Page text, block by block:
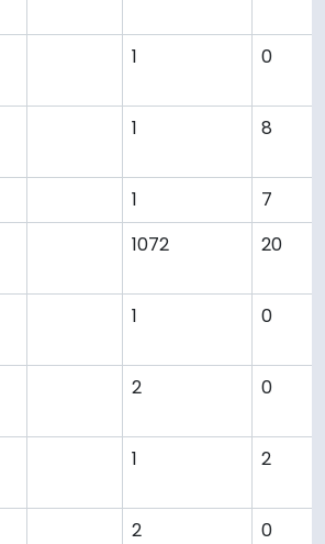
1 0
1 8
1
7
1072 20
1 0
2 0
1 2
2 0